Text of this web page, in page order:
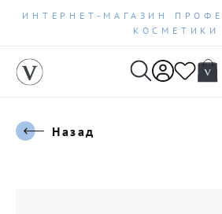
ИНТЕРНЕТ-МАГАЗИН
КОСМЕТИКИ
Назад